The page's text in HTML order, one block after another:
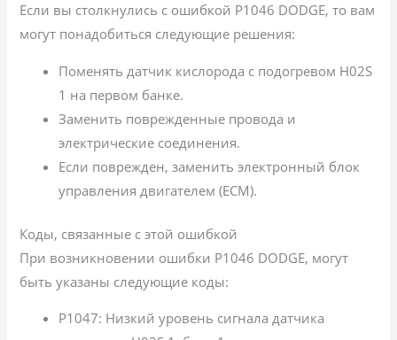
Если вы столкнулись с ошибкой P1046 DODGE, то вам
могут понадобиться следующие решения:
Поменять датчик кислорода с подогревом H02S
1 на первом банке.
Заменить поврежденные провода и
электрические соединения.
Если поврежден, заменить электронный блок
управления двигателем (ECM).
Коды, связанные с этой ошибкой
При возникновении ошибки P1046 DODGE, могут
быть указаны следующие коды:
P1047: Низкий уровень сигнала датчика